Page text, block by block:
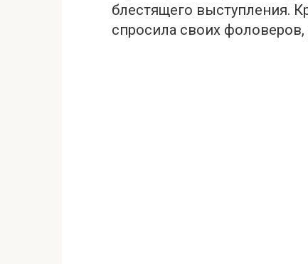
блестящего выступления.
спросила своих